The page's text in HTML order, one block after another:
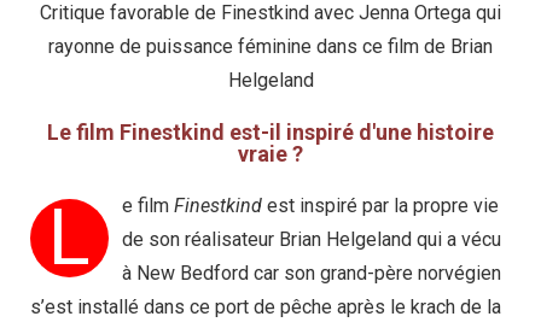
Critique favorable de Finestkind avec Jenna Ortega qui
rayonne de puissance féminine dans ce film de Brian
Helgeland
Le film Finestkind est-il inspiré d'une histoire
vraie ?
L e film Finestkind est inspiré par la propre vie
de son réalisateur Brian Helgeland qui a vécu
à New Bedford car son grand-père norvégien
s’est installé dans ce port de pêche après le krach de la